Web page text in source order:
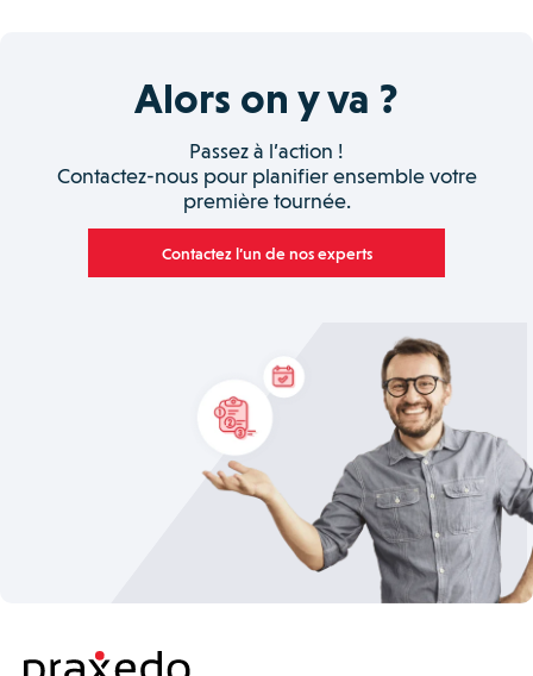
Alors on y va ?
Passez à l’action !
Contactez-nous pour planifier ensemble votre
première tournée.
Contactez l’un de nos experts